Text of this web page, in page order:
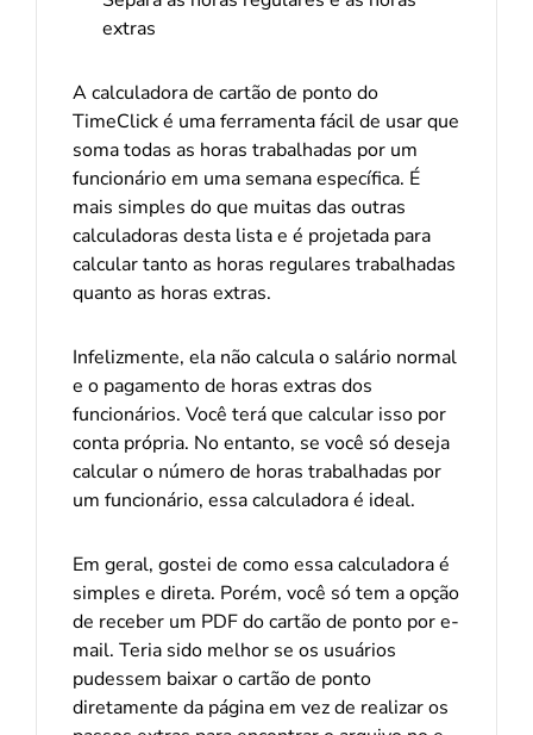
extras
A calculadora de cartão de ponto do
TimeClick é uma ferramenta fácil de usar que
soma todas as horas trabalhadas por um
funcionário em uma semana específica. É
mais simples do que muitas das outras
calculadoras desta lista e é projetada para
calcular tanto as horas regulares trabalhadas
quanto as horas extras.
Infelizmente, ela não calcula o salário normal
e o pagamento de horas extras dos
funcionários. Você terá que calcular isso por
conta própria. No entanto, se você só deseja
calcular o número de horas trabalhadas por
um funcionário, essa calculadora é ideal.
Em geral, gostei de como essa calculadora é
simples e direta. Porém, você só tem a opção
de receber um PDF do cartão de ponto por e-
mail. Teria sido melhor se os usuários
pudessem baixar o cartão de ponto
diretamente da página em vez de realizar os